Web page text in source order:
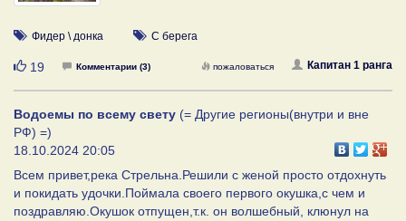
Фидер \ донка С берега
Нравится
19 Комментарии (3) Капитан 1 ранга
пожаловаться
Водоемы по всему свету (= Другие регионы(внутри и вне
РФ) =)
18.10.2024 20:05
Всем привет,река Стрельна.Решили с женой просто отдохнуть
и покидать удочки.Поймала своего первого окушка,с чем и
поздравляю.Окушок отпущен,т.к. он волшебный, клюнул на